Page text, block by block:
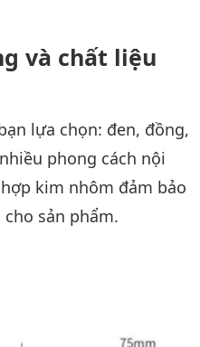
và chất liệu
lựa chọn: đen, đồng,
phong cách nội
kim nhôm đảm bảo
sản phẩm.